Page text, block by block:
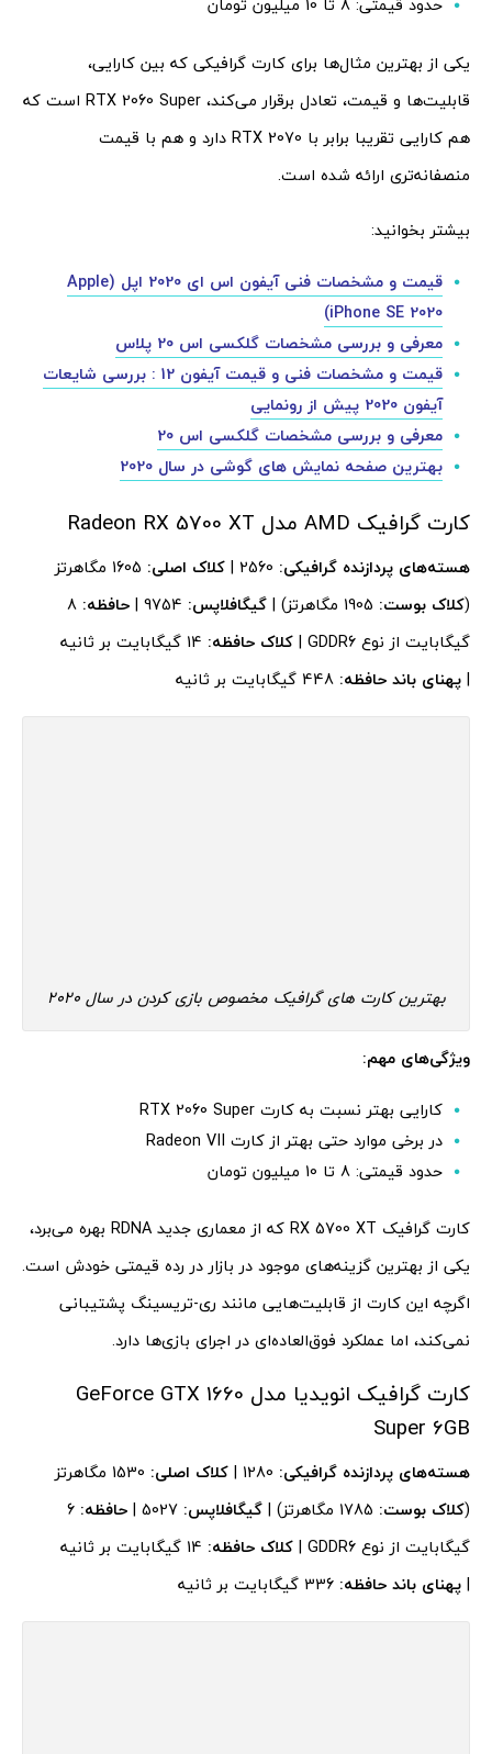
یکی از بهترین مثال‌ها برای کارت گرافیکی که بین کارایی،
قابلیت‌ها و قیمت، تعادل برقرار می‌کند، RTX 2060 Super است که
هم کارایی تقریبا برابر با RTX 2070 دارد و هم با قیمت
منصفانه‌تری ارائه شده است.
بیشتر بخوانید:
قیمت و مشخصات فنی آیفون اس ای 2020 اپل (Apple
iPhone SE 2020)
معرفی و بررسی مشخصات گلکسی اس 20 پلاس
قیمت و مشخصات فنی و قیمت آیفون 12 : بررسی شایعات
آیفون 2020 پیش از رونمایی
معرفی و بررسی مشخصات گلکسی اس 20
بهترین صفحه نمایش‌ های گوشی در سال 2020
کارت گرافیک AMD مدل Radeon RX 5700 XT
هسته‌های پردازنده گرافیکی: کلاک اصلی:
1605 مگاهرتز
(کلاک بوست: گیگافلاپس: حافظه: 8
گیگابایت از نوع GDDR6 |
کلاک حافظه:
14 گیگابایت بر ثانیه
| پهنای باند حافظه:
بهترین کارت های گرافیک مخصوص بازی کردن در سال 2020
ویژگی‌های مهم:
کارایی بهتر نسبت به کارت RTX 2060 Super
در برخی موارد حتی بهتر از کارت Radeon VII
حدود قیمتی: 8 تا 10 میلیون تومان
کارت گرافیک RX 5700 XT که از معماری جدید RDNA بهره می‌برد،
یکی از بهترین گزینه‌های موجود در بازار در رده قیمتی خودش است.
اگرچه این کارت از قابلیت‌هایی مانند ری-تریسینگ پشتیبانی
نمی‌کند، اما عملکرد فوق‌العاده‌ای در اجرای بازی‌ها دارد.
کارت گرافیک انویدیا مدل GeForce GTX 1660
Super 6GB
هسته‌های پردازنده گرافیکی: کلاک اصلی:
1530 مگاهرتز
(کلاک بوست: گیگافلاپس: حافظه: 6
گیگابایت از نوع GDDR6 |
کلاک حافظه:
14 گیگابایت بر ثانیه
| پهنای باند حافظه: